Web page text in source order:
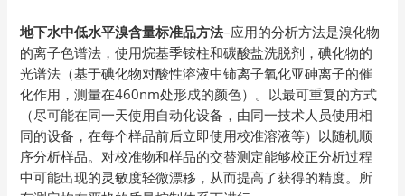
地下水中低水平溴含量标准品方法–应用的分析方法是溴化物
的离子色谱法，使用烷基季铵柱和碳酸盐洗脱剂，碘化物的
光谱法（基于碘化物对酸性溶液中铈离子氧化亚砷离子的催
化作用，测量在460nm处形成的颜色）。以最可重复的方式
（尽可能在同一天使用自动化设备，由同一技术人员使用相
同的设备，在每个样品前后立即使用校准溶液等）以随机顺
序分析样品。对校准物和样品的交替测定能够校正分析过程
中可能出现的灵敏度轻微漂移，从而提高了获得的精度。所